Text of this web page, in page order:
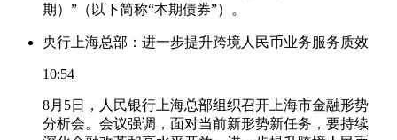
期）”（以下简称“本期债券”）。
央行上海总部：进一步提升跨境人民币业务服务质效
10:54
8月5日，人民银行上海总部组织召开上海市金融形势
分析会。会议强调，面对当前新形势新任务，要持续